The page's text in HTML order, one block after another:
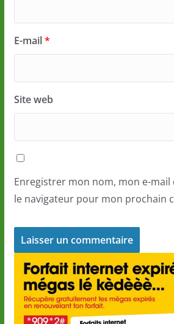
E-mail*
Site web
Enregistrer mon nom, mon e-mail
le navigateur pour mon prochain